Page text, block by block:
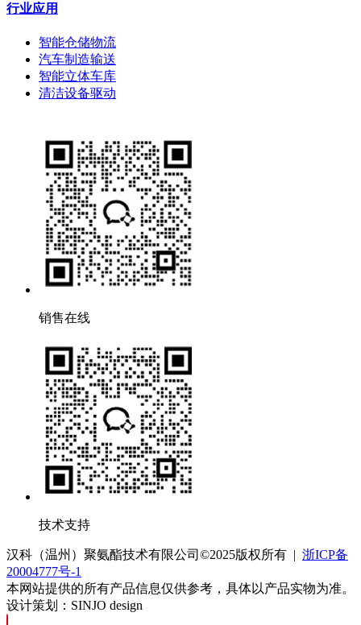
行业应用
智能仓储物流
汽车制造输送
智能立体车库
清洁设备驱动
销售在线
技术支持
汉科（温州）聚氨酯技术有限公司©2025版权所有 | 浙ICP备
20004777号-1
本网站提供的所有产品信息仅供参考，具体以产品实物为准。
设计策划：SINJO design